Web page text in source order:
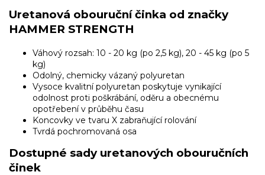
Uretanová obouruční činka od značky
HAMMER STRENGTH
Váhový rozsah: 10 - 20 kg (po 2,5 kg), 20 - 45 kg (po 5
kg)
Odolný, chemicky vázaný polyuretan
Vysoce kvalitní polyuretan poskytuje vynikající
odolnost proti poškrábání, oděru a obecnému
opotřebení v průběhu času
Koncovky ve tvaru X zabraňující rolování
Tvrdá pochromovaná osa
Dostupné sady uretanových obouručních
činek